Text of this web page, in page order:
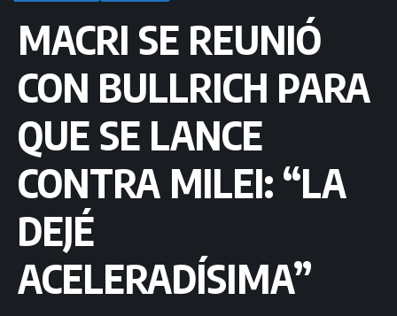
MACRI SE REUNIÓ
CON BULLRICH PARA
QUE SE LANCE
CONTRA MILEI: “LA
DEJÉ
ACELERADÍSIMA”